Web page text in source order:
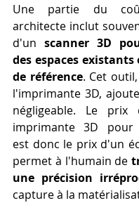
Une partie du
architecte inclut
d'un scanner 3D
des espaces
de référence. Cet
l'imprimante 3D,
négligeable. Le prix
imprimante 3D pour
est donc le prix d'un
permet à l'humain de
une précision
capture à la